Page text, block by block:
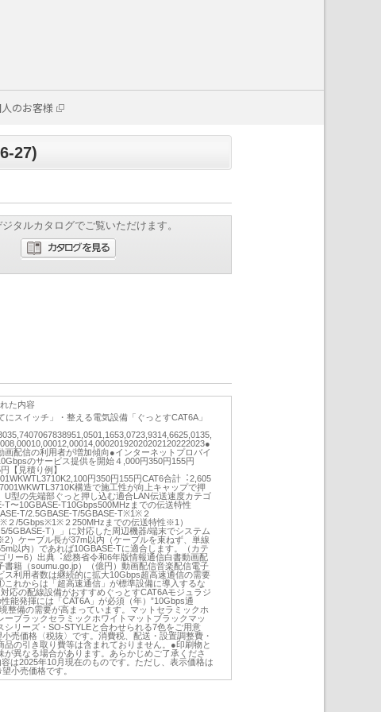
のお客様
27)
タルカタログでご覧いただけます。
た内容
にスイッチ」・整える電気設備「ぐっとすCAT6A」
画配信の利⽤者が増加傾向●インターネットプロバイ
のサービス提供を開始４,000円350円155円
【見積り例】
円350円155円CAT6合計︓2,605
構造で施工性が向上キャップで押
U型の先端部ぐっと押し込む適合LAN伝送速度カテゴ
T〜10GBASE-T10Gbps500MHzまでの伝送特性
T/2.5GBASE-T/5GBASE-T※1※２
２/5Gbps※1※２250MHzまでの伝送特性※1）
5GBASE-T）」に対応した周辺機器/端末でシステム
）ケーブル⻑が37m以内（ケーブルを束ねず、単線
以内）であれば10GBASE-Tに適合します。（カテ
リー6）出典︓総務省令和6年版情報通信白書動画配
書籍（soumu.go.jp）（億円）動画配信音楽配信電子
ス利用者数は継続的に拡大10Gbps超高速通信の需要
れからは「超高速通信」が標準設備に導入するな
応の配線設備がおすすめぐっとすCAT6Aモジュラジ
能発揮には「CAT6A」が必須（年）”10Gbps通
整備の需要が高まっています。マットセラミックホ
ーブラックセラミックホワイトマットブラックマッ
シリーズ・SO-STYLEと合わせられる7⾊をご⽤意
売価格〈税抜〉です。消費税、配送・設置調整費・
品の引き取り費等は含まれておりません。●印刷物と
が異なる場合があります。あらかじめご了承くださ
は2025年10月現在のものです。ただし、表示価格は
⼩売価格です。